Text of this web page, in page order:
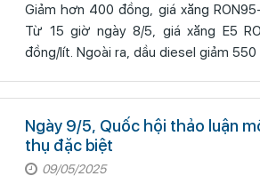
Giảm hơn 400 đồng, giá xăng RON95-III
Từ 15 giờ ngày 8/5, giá xăng E5
đồng/lít. Ngoài ra, dầu diesel giảm
Ngày 9/5, Quốc hội thảo luận
thụ đặc biệt
09/05/2025